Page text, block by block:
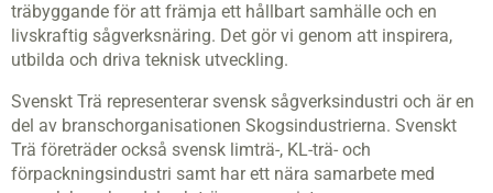
träbyggande för att främja ett hållbart samhälle och en
livskraftig sågverksnäring. Det gör vi genom att inspirera,
utbilda och driva teknisk utveckling.
Svenskt Trä representerar svensk sågverksindustri och är en
del av branschorganisationen Skogsindustrierna. Svenskt
Trä företräder också svensk limträ-, KL-trä- och
förpackningsindustri samt har ett nära samarbete med